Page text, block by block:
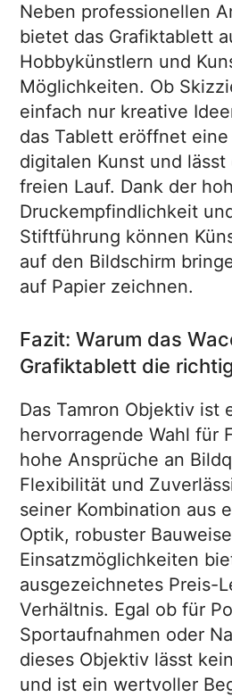
Neben professionellen
bietet das Grafiktablett
Hobbykünstlern und
Möglichkeiten. Ob
einfach nur kreative
das Tablett eröffnet
digitalen Kunst und
freien Lauf. Dank der
Druckempfindlichkeit
Stiftführung können
auf den Bildschirm
auf Papier zeichnen.
Fazit: Warum das
Grafiktablett die
Das Tamron Objektiv ist
hervorragende Wahl für
hohe Ansprüche an
Flexibilität und
seiner Kombination aus
Optik, robuster
Einsatzmöglichkeiten
ausgezeichnetes Preis-
Verhältnis. Egal ob für
Sportaufnahmen oder
dieses Objektiv lässt
und ist ein wertvoller